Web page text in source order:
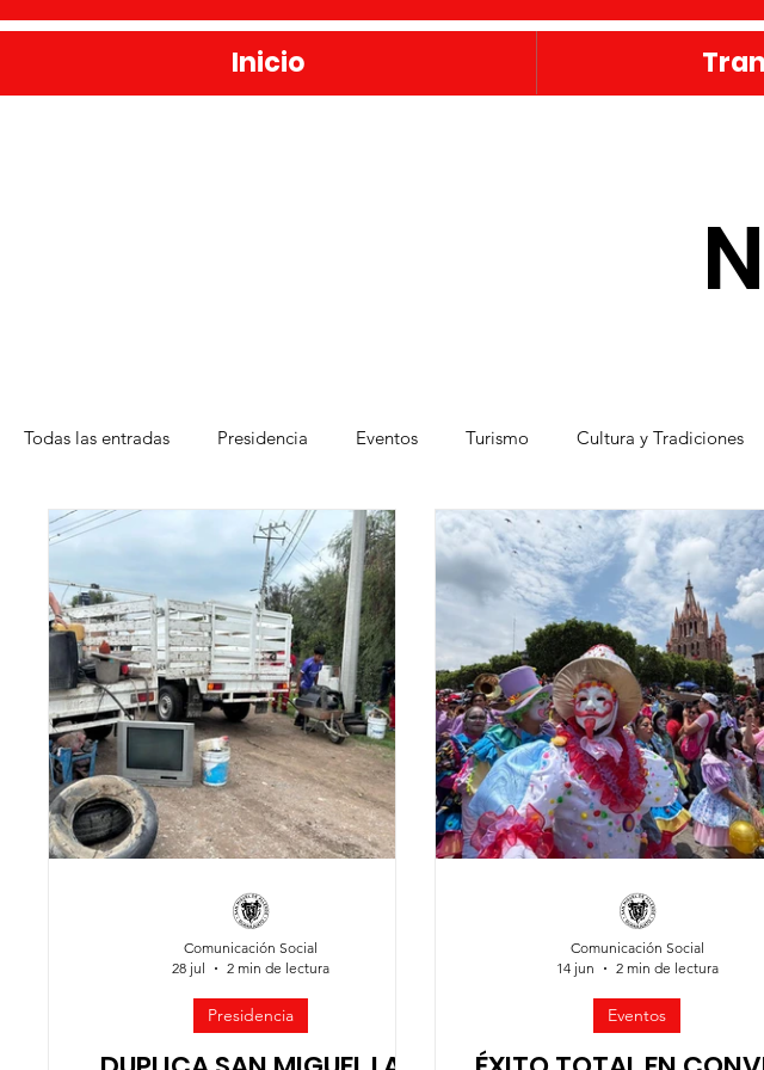
Todas las entradas Presidencia Eventos Turismo Cultura y Tradiciones
Deporte Medio Ambiente Una Obra Cada Día Vivienda
Jóvenes Mujeres Servicios Públicos Seguridad Ciudadana
Presidencia
Comunicación Social
28 jul
2 min de lectura
Eventos
Comunicación Social
14 jun
2 min de lectura
Inicio